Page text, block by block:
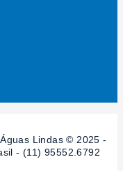
Lindas © 2025 -
- (11) 95552.6792